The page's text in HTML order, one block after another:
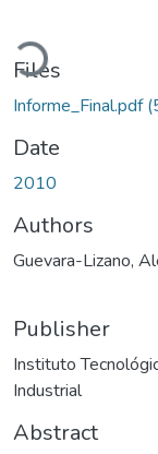
Files
Informe_Final.pdf
Date
2010
Authors
Guevara-Lizano,
Publisher
Instituto
Industrial
Abstract